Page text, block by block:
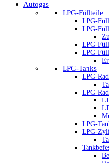
Autogas
LPG-Füllteile
LPG-
LPG-
LPG-
LPG-
LPG-Tanks
LPG-
LPG-
LPG-
LPG-